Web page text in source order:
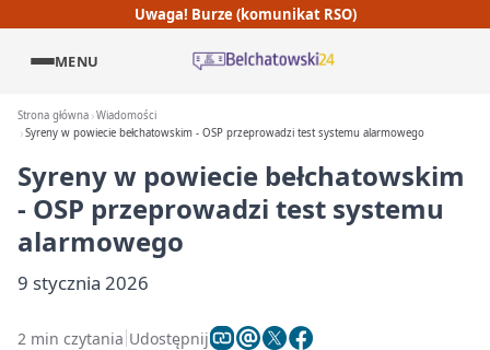
Uwaga! Burze (komunikat RSO)
MENU
Strona główna Wiadomości
Syreny w powiecie bełchatowskim - OSP przeprowadzi test systemu alarmowego
Syreny w powiecie bełchatowskim
- OSP przeprowadzi test systemu
alarmowego
9 stycznia 2026
2 min czytania Udostępnij